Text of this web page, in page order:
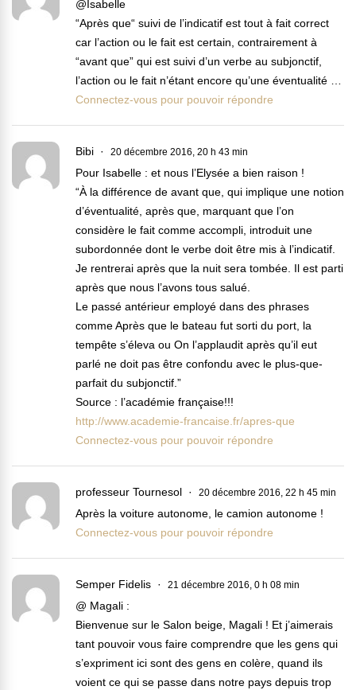
@Isabelle
“Après que“ suivi de l’indicatif est tout à fait correct
car l’action ou le fait est certain, contrairement à
“avant que” qui est suivi d’un verbe au subjonctif,
l’action ou le fait n’étant encore qu’une éventualité …
Connectez-vous pour pouvoir répondre
Bibi 20 décembre 2016, 20 h 43 min
Pour Isabelle : et nous l’Elysée a bien raison !
“À la différence de avant que, qui implique une notion
d’éventualité, après que, marquant que l’on
considère le fait comme accompli, introduit une
subordonnée dont le verbe doit être mis à l’indicatif.
Je rentrerai après que la nuit sera tombée. Il est parti
après que nous l’avons tous salué.
Le passé antérieur employé dans des phrases
comme Après que le bateau fut sorti du port, la
tempête s’éleva ou On l’applaudit après qu’il eut
parlé ne doit pas être confondu avec le plus-que-
parfait du subjonctif.”
Source : l’académie française!!!
http://www.academie-francaise.fr/apres-que
Connectez-vous pour pouvoir répondre
professeur Tournesol 20 décembre 2016, 22 h 45 min
Après la voiture autonome, le camion autonome !
Connectez-vous pour pouvoir répondre
Semper Fidelis 21 décembre 2016, 0 h 08 min
@ Magali :
Bienvenue sur le Salon beige, Magali ! Et j’aimerais
tant pouvoir vous faire comprendre que les gens qui
s’expriment ici sont des gens en colère, quand ils
voient ce qui se passe dans notre pays depuis trop